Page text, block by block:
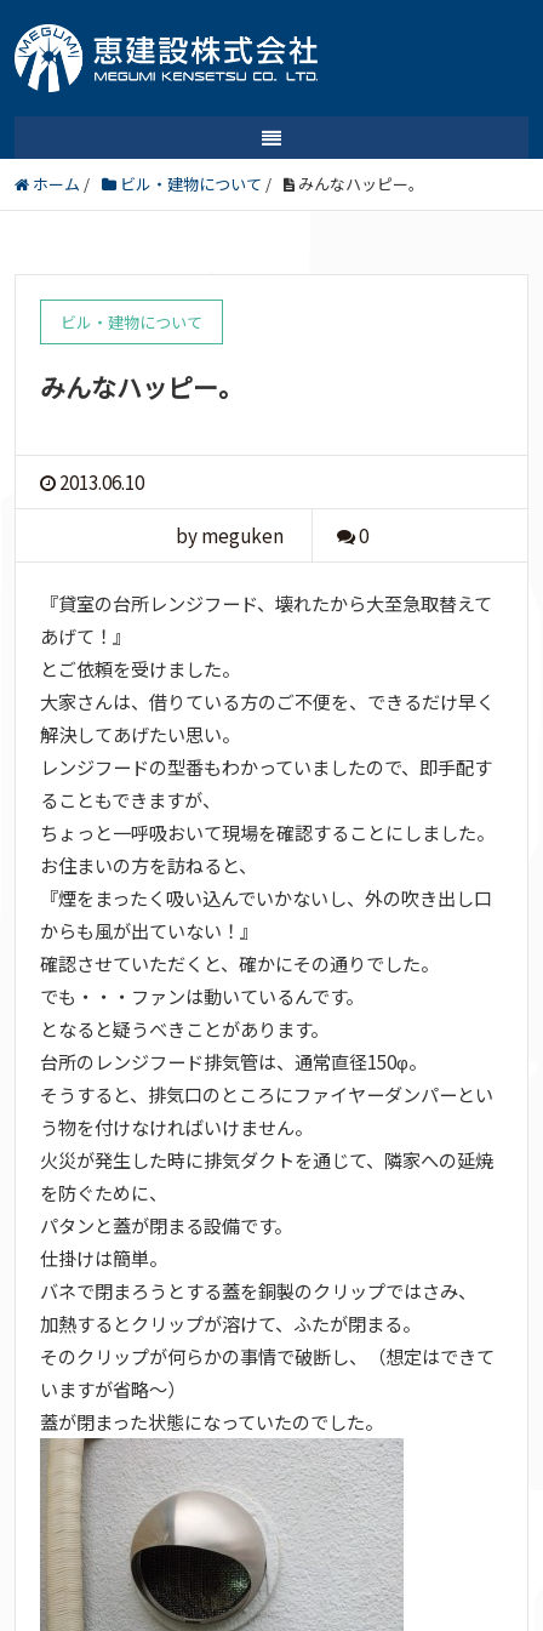
ホーム / ビル・建物について / みんなハッピー。
ビル・建物について
みんなハッピー。
2013.06.10
by meguken
0
『貸室の台所レンジフード、壊れたから大至急取替えて
あげて！』
とご依頼を受けました。
大家さんは、借りている方のご不便を、できるだけ早く
解決してあげたい思い。
レンジフードの型番もわかっていましたので、即手配す
ることもできますが、
ちょっと一呼吸おいて現場を確認することにしました。
お住まいの方を訪ねると、
『煙をまったく吸い込んでいかないし、外の吹き出し口
からも風が出ていない！』
確認させていただくと、確かにその通りでした。
でも・・・ファンは動いているんです。
となると疑うべきことがあります。
台所のレンジフード排気管は、通常直径150φ。
そうすると、排気口のところにファイヤーダンパーとい
う物を付けなければいけません。
火災が発生した時に排気ダクトを通じて、隣家への延焼
を防ぐために、
パタンと蓋が閉まる設備です。
仕掛けは簡単。
バネで閉まろうとする蓋を銅製のクリップではさみ、
加熱するとクリップが溶けて、ふたが閉まる。
そのクリップが何らかの事情で破断し、（想定はできて
いますが省略～）
蓋が閉まった状態になっていたのでした。